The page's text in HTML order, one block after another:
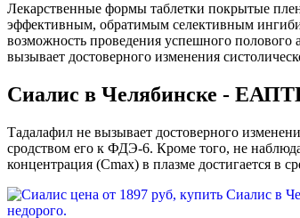
Лекарственные формы таблетки покрытые
эффективным, обратимым селективным
возможность проведения успешного полового
вызывает достоверного изменения
Сиалис в Челябинске -
Тадалафил не вызывает достоверного
сродством его к ФДЭ-6. Кроме того, не
концентрация (Сmax) в плазме достигается в